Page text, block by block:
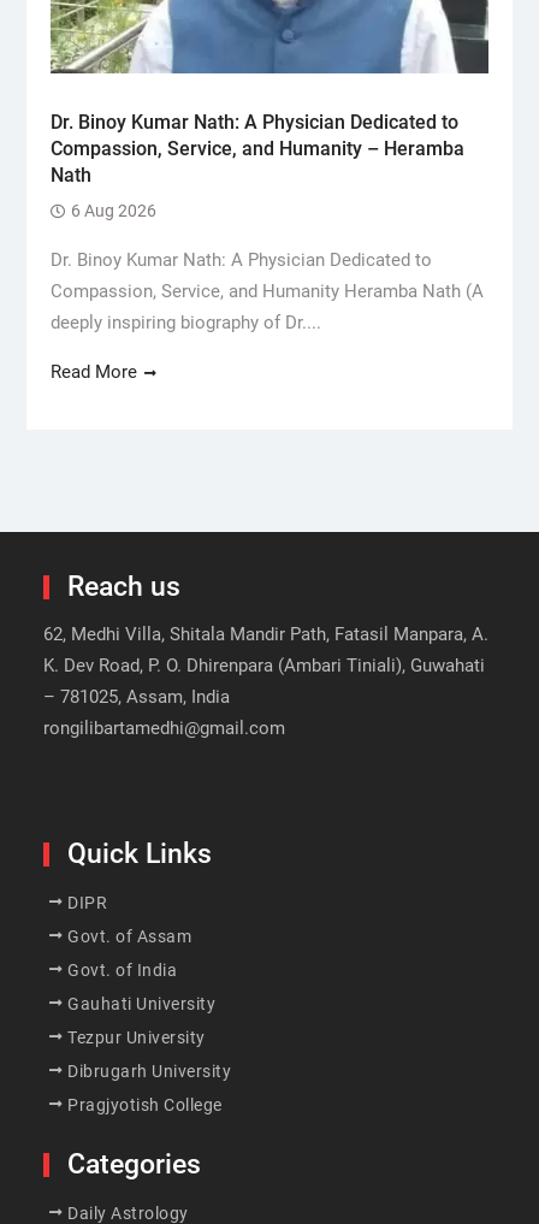
Dr. Binoy Kumar Nath: A Physician Dedicated to
Compassion, Service, and Humanity – Heramba
Nath
6 Aug 2026
Dr. Binoy Kumar Nath: A Physician Dedicated to
Compassion, Service, and Humanity Heramba Nath (A
deeply inspiring biography of Dr....
Read More
Reach us
62, Medhi Villa, Shitala Mandir Path, Fatasil Manpara, A.
K. Dev Road, P. O. Dhirenpara (Ambari Tiniali), Guwahati
– 781025, Assam, India
rongilibartamedhi@gmail.com
Quick Links
DIPR
Govt. of Assam
Govt. of India
Gauhati University
Tezpur University
Dibrugarh University
Pragjyotish College
Categories
Daily Astrology